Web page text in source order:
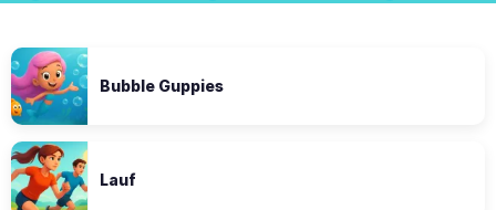
Bubble Guppies
Lauf